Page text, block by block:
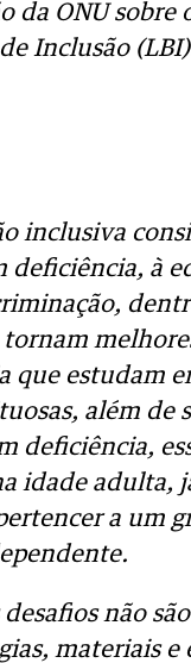
da ONU sobre
Inclusão
inclusiva
deficiência, à
tornam
que estudam
além de
deficiência,
idade adulta,
a um
desafios não
materiais e